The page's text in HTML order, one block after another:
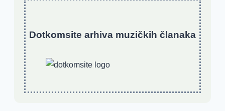
Dotkomsite arhiva muzičkih članaka